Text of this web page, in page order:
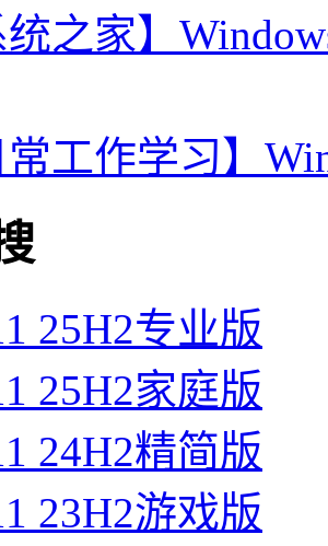
统之家】
常工作学习】
25H2专业版
25H2家庭版
24H2精简版
23H2游戏版